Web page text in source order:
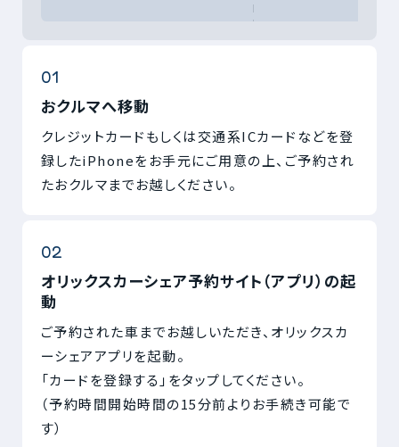
おクルマへ移動
クレジットカードもしくは交通系ICカードなどを登
録したiPhoneをお手元にご用意の上、ご予約され
たおクルマまでお越しください。
オリックスカーシェア予約サイト（アプリ）の起
動
ご予約された車までお越しいただき、オリックスカ
ーシェアアプリを起動。
「カードを登録する」をタップしてください。
（予約時間開始時間の15分前よりお手続き可能で
す）